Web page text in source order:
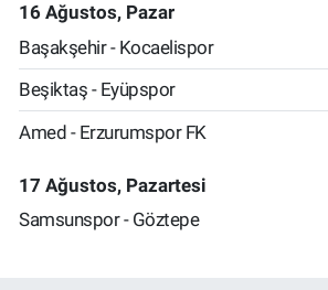
16 Ağustos, Pazar
Başakşehir - Kocaelispor
Beşiktaş - Eyüpspor
Amed - Erzurumspor FK
17 Ağustos, Pazartesi
Samsunspor - Göztepe